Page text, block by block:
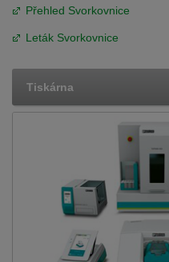
Přehled Svorkovnice
Leták Svorkovnice
Tiskárna